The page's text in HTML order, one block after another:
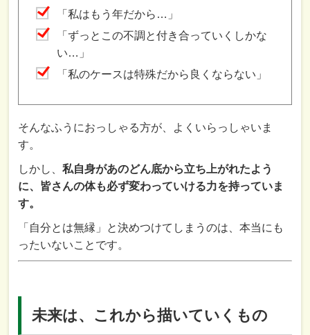
「私はもう年だから…」
「ずっとこの不調と付き合っていくしかな
い…」
「私のケースは特殊だから良くならない」
そんなふうにおっしゃる方が、よくいらっしゃいま
す。
しかし、私自身があのどん底から立ち上がれたよう
に、皆さんの体も必ず変わっていける力を持っていま
す。
「自分とは無縁」と決めつけてしまうのは、本当にも
ったいないことです。
未来は、これから描いていくもの